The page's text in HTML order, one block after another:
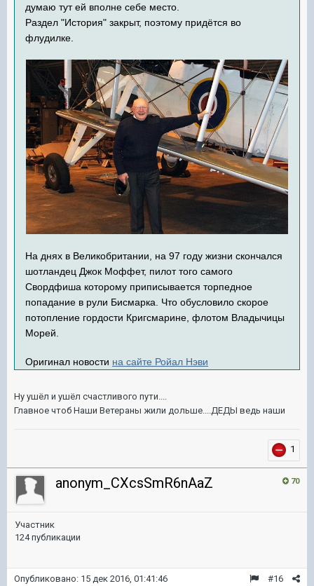
думаю тут ей вполне себе место.
Раздел "История" закрыт, поэтому придётся во
флудилке.
На днях в Великобритании, на 97 году жизни скончался
шотландец Джок Моффет, пилот того самого
Свордфиша которому приписывается торпедное
попадание в рули Бисмарка. Что обусловило скорое
потопление гордости Кригсмарине, флотом Владычицы
Морей.
Оригинал новости на сайте Ройал Нэви
Ну ушёл и ушёл счастливого пути....
Главное чтоб Наши Ветераны жили дольше....ДЕДЫ ведь наши
1
70
anonym_CXcsSmR6nAaZ
Участник
124 публикации
#16
Опубликовано: 15 дек 2016, 01:41:46